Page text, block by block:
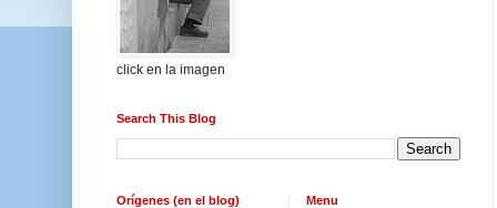
click en la imagen
Search This Blog
Orígenes (en el blog) Menu